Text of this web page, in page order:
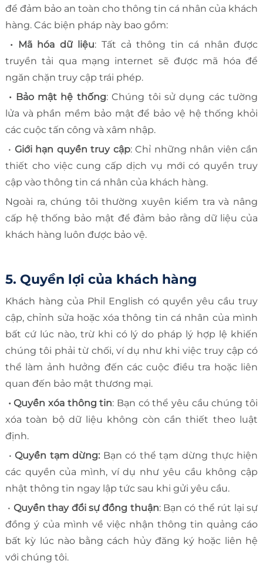
để đảm bảo an toàn cho thông tin cá nhân của khách
hàng. Các biện pháp này bao gồm:
• Mã hóa dữ liệu: Tất cả thông tin cá nhân được
truyền tải qua mạng internet sẽ được mã hóa để
ngăn chặn truy cập trái phép.
• Bảo mật hệ thống: Chúng tôi sử dụng các tường
lửa và phần mềm bảo mật để bảo vệ hệ thống khỏi
các cuộc tấn công và xâm nhập.
• Giới hạn quyền truy cập: Chỉ những nhân viên cần
thiết cho việc cung cấp dịch vụ mới có quyền truy
cập vào thông tin cá nhân của khách hàng.
Ngoài ra, chúng tôi thường xuyên kiểm tra và nâng
cấp hệ thống bảo mật để đảm bảo rằng dữ liệu của
khách hàng luôn được bảo vệ.
5. Quyền lợi của khách hàng
Khách hàng của Phil English có quyền yêu cầu truy
cập, chỉnh sửa hoặc xóa thông tin cá nhân của mình
bất cứ lúc nào, trừ khi có lý do pháp lý hợp lệ khiến
chúng tôi phải từ chối, ví dụ như khi việc truy cập có
thể làm ảnh hưởng đến các cuộc điều tra hoặc liên
quan đến bảo mật thương mại.
• Quyền xóa thông tin: Bạn có thể yêu cầu chúng tôi
xóa toàn bộ dữ liệu không còn cần thiết theo luật
định.
• Quyền tạm dừng: Bạn có thể tạm dừng thực hiện
các quyền của mình, ví dụ như yêu cầu không cập
nhật thông tin ngay lập tức sau khi gửi yêu cầu.
• Quyền thay đổi sự đồng thuận: Bạn có thể rút lại sự
đồng ý của mình về việc nhận thông tin quảng cáo
bất kỳ lúc nào bằng cách hủy đăng ký hoặc liên hệ
với chúng tôi.